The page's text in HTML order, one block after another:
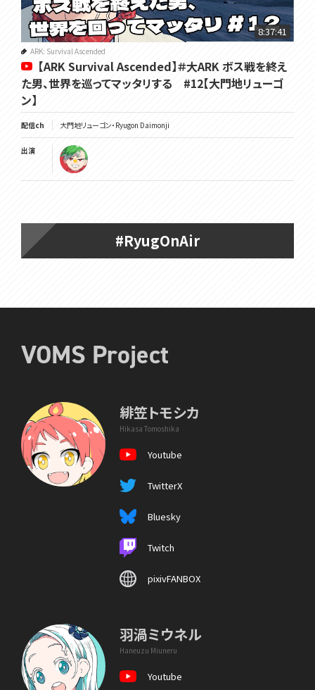
8:37:41
ARK: Survival Ascended
【ARK Survival Ascended】＃大ARK ボス戦を終え
た男、世界を巡ってマッタリする #12【大門地リューゴ
ン】
配信ch 大門地リューゴン・Ryugon Daimonji
出演
#RyugOnAir
VOMS Project
緋笠トモシカ
Hikasa Tomoshika
Youtube
TwitterX
Bluesky
Twitch
pixivFANBOX
羽渦ミウネル
Haneuzu Miuneru
Youtube